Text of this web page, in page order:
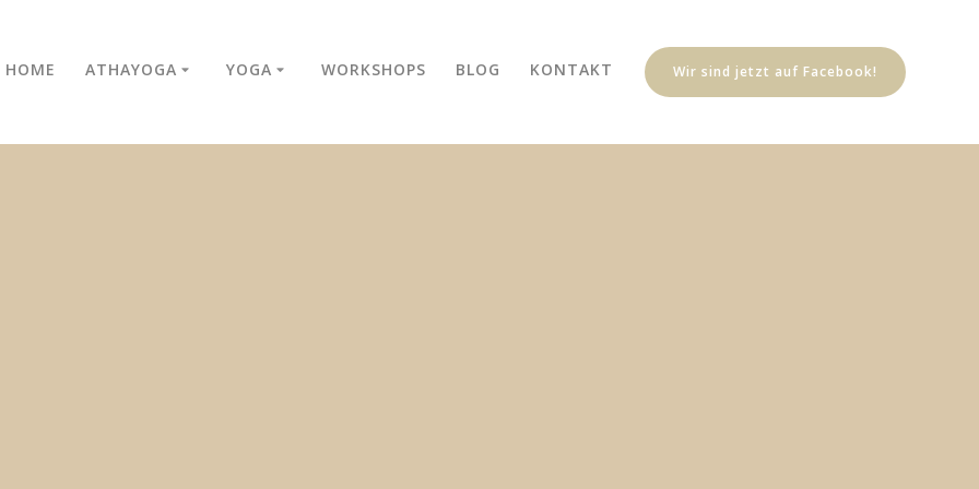
HOME ATHAYOGA YOGA WORKSHOPS BLOG KONTAKT Wir sind jetzt auf Facebook!